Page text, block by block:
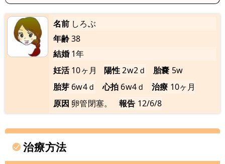
名前 しろぶ
年齢38
結婚 1年
妊活 10ヶ月 陽性 2w2ｄ 胎嚢 5w
胎芽 6w4ｄ 心拍 6w4ｄ 治療 10ヶ月
原因 卵管閉塞。 報告 12/6/8
治療方法